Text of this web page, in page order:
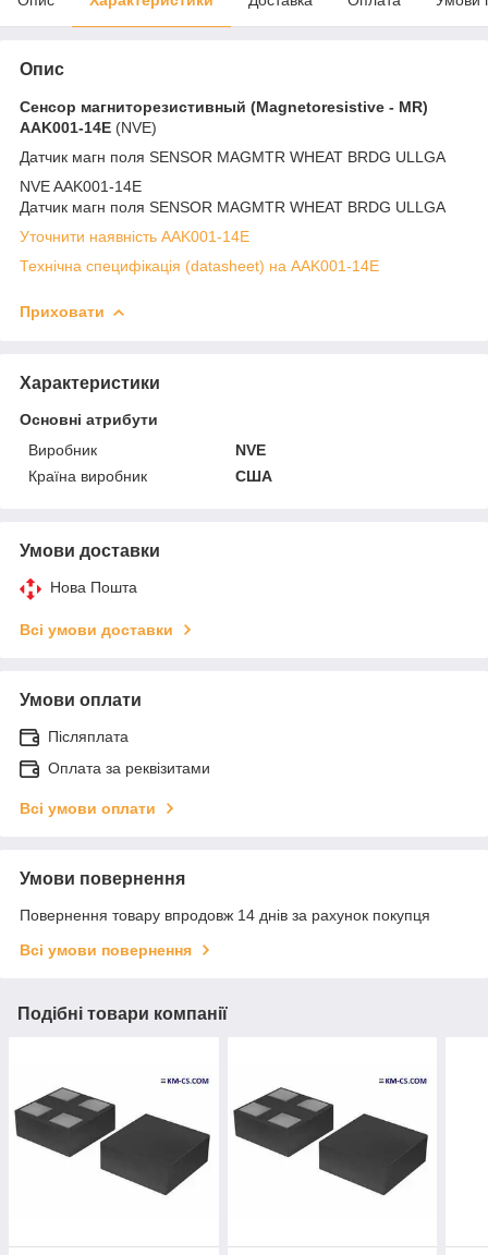
Опис
Сенсор магниторезистивный (Magnetoresistive - MR)
AAK001-14E (NVE)
Датчик магн поля SENSOR MAGMTR WHEAT BRDG ULLGA
NVE AAK001-14E
Датчик магн поля SENSOR MAGMTR WHEAT BRDG ULLGA
Уточнити наявність AAK001-14E
Технічна специфікація (datasheet) на AAK001-14E
Приховати
Характеристики
Основні атрибути
Виробник
NVE
Країна виробник
США
Умови доставки
Нова Пошта
Всі умови доставки
Умови оплати
Післяплата
Оплата за реквізитами
Всі умови оплати
Умови повернення
Повернення товару впродовж 14 днів за рахунок покупця
Всі умови повернення
Подібні товари компанії